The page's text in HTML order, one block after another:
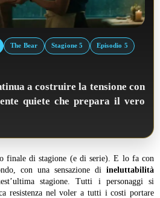
The Bear Stagione 5 Episodio 5
a costruire la tensione con
quiete che prepara il vero
finale di stagione (e di serie). E lo fa con
con una sensazione di ineluttabilità
stagione. Tutti i personaggi si
resistenza nel voler a tutti i costi portare